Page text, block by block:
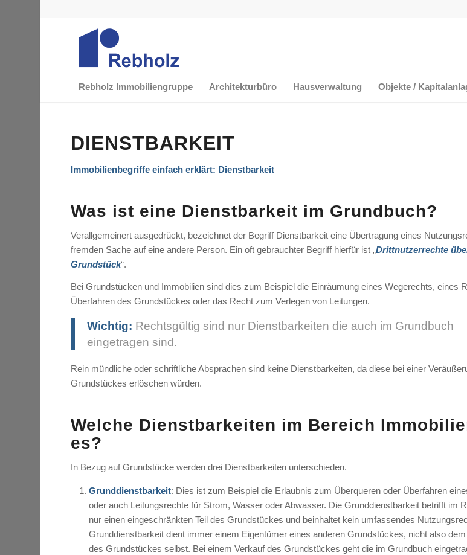
Rebholz Immobiliengruppe Architekturbüro Hausverwaltung Objekte /
DIENSTBARKEIT
Immobilienbegriffe einfach erklärt: Dienstbarkeit
Was ist eine Dienstbarkeit im Grundbuch?
Verallgemeinert ausgedrückt, bezeichnet der Begriff Dienstbarkeit eine Übertragung eines
fremden Sache auf eine andere Person. Ein oft gebrauchter Begriff hierfür ist „Drittnutzerrechte
Grundstück“.
Bei Grundstücken und Immobilien sind dies zum Beispiel die Einräumung eines Wegerechts, eines
Überfahren des Grundstückes oder das Recht zum Verlegen von Leitungen.
Wichtig: Rechtsgültig sind nur Dienstbarkeiten die auch im Grundbuch
eingetragen sind.
Rein mündliche oder schriftliche Absprachen sind keine Dienstbarkeiten, da diese bei einer
Grundstückes erlöschen würden.
Welche Dienstbarkeiten im Bereich
es?
In Bezug auf Grundstücke werden drei Dienstbarkeiten unterschieden.
Grunddienstbarkeit: Dies ist zum Beispiel die Erlaubnis zum Überqueren oder Überfahren
oder auch Leitungsrechte für Strom, Wasser oder Abwasser. Die Grunddienstbarkeit betrifft im
nur einen eingeschränkten Teil des Grundstückes und beinhaltet kein umfassendes
Grunddienstbarkeit dient immer einem Eigentümer eines anderen Grundstückes, nicht also
des Grundstückes selbst. Bei einem Verkauf des Grundstückes geht die im Grundbuch